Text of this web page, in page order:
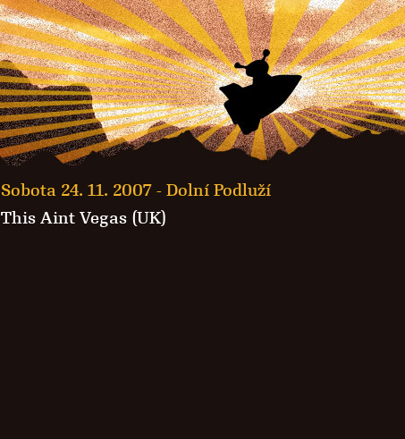
Sobota 24. 11. 2007 - Dolní Podluží
This Aint Vegas (UK)